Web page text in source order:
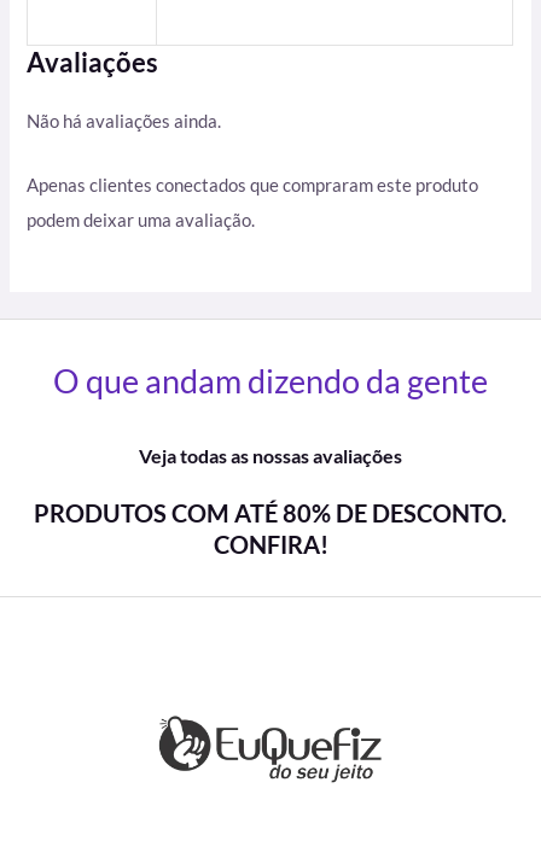
Avaliações
Não há avaliações ainda.
Apenas clientes conectados que compraram este produto
podem deixar uma avaliação.
O que andam dizendo da gente
Veja todas as nossas avaliações
PRODUTOS COM ATÉ 80% DE DESCONTO.
CONFIRA!